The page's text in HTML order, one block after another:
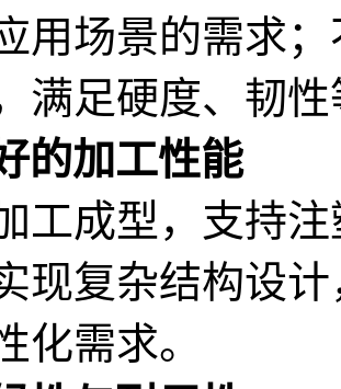
用场景的需求
满足硬度、韧
的加工性能
工成型，支持
现复杂结构设
化需求。